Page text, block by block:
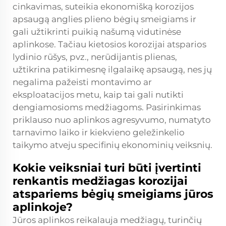
cinkavimas, suteikia ekonomišką korozijos
apsaugą anglies plieno bėgių smeigiams ir
gali užtikrinti puikią našumą vidutinėse
aplinkose. Tačiau kietosios korozijai atsparios
lydinio rūšys, pvz., nerūdijantis plienas,
užtikrina patikimesnę ilgalaikę apsaugą, nes jų
negalima pažeisti montavimo ar
eksploatacijos metu, kaip tai gali nutikti
dengiamosioms medžiagoms. Pasirinkimas
priklauso nuo aplinkos agresyvumo, numatyto
tarnavimo laiko ir kiekvieno geležinkelio
taikymo atveju specifinių ekonominių veiksnių.
Kokie veiksniai turi būti įvertinti
renkantis medžiagas korozijai
atspariems bėgių smeigiams jūros
aplinkoje?
Jūros aplinkos reikalauja medžiagų, turinčių